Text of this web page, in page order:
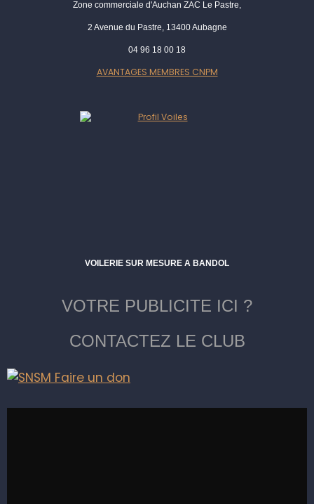
Zone commerciale d'Auchan ZAC Le Pastre,
2 Avenue du Pastre, 13400 Aubagne
04 96 18 00 18
AVANTAGES MEMBRES CNPM
VOILERIE SUR MESURE A BANDOL
VOTRE PUBLICITE ICI ?
CONTACTEZ LE CLUB